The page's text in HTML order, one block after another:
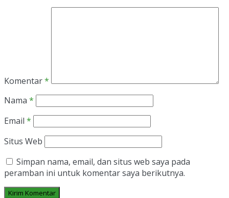
Komentar*
Nama *
Email *
Situs Web
Simpan nama, email, dan situs web saya pada
peramban ini untuk komentar saya berikutnya.